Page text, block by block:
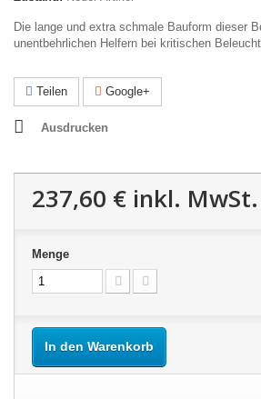
Die lange und extra schmale Bauform dieser
unentbehrlichen Helfern bei kritischen
Teilen Google+
Ausdrucken
237,60 € inkl. MwSt.
Menge
In den Warenkorb